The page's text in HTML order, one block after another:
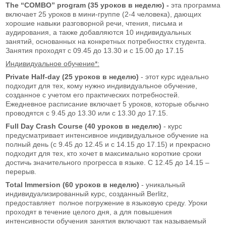
The “COMBO” program (35 уроков в неделю) - эта программа
включает 25 уроков в мини-группе (2-4 человека), дающих
хорошие навыки разговорной речи, чтения, письма и
аудирования, а также добавляются 10 индивидуальных
занятий, основанных на конкретных потребностях студента.
Занятия проходят с 09.45 до 13.30 и с 15.00 до 17.15
Индивидуальное обучение*:
Private Half-day (25 уроков в неделю) - этот курс идеально
подходит для тех, кому нужно индивидуальное обучение,
созданное с учетом его практических потребностей.
Ежедневное расписание включает 5 уроков, которые обычно
проводятся с 9.45 до 13.30 или с 13.30 до 17.15.
Full Day Crash Course (40 уроков в неделю) - курс
предусматривает интенсивное индивидуальное обучение на
полный день (с 9.45 до 12.45 и с 14.15 до 17.15) и прекрасно
подходит для тех, кто хочет в максимально короткие сроки
достичь значительного прогресса в языке. С 12.45 до 14.15 –
перерыв.
Total Immersion (60 уроков в неделю) - уникальный
индивидуализированный курс, созданный Berlitz,
предоставляет полное погружение в языковую среду. Уроки
проходят в течение целого дня, а для повышения
интенсивности обучения занятия включают так называемый